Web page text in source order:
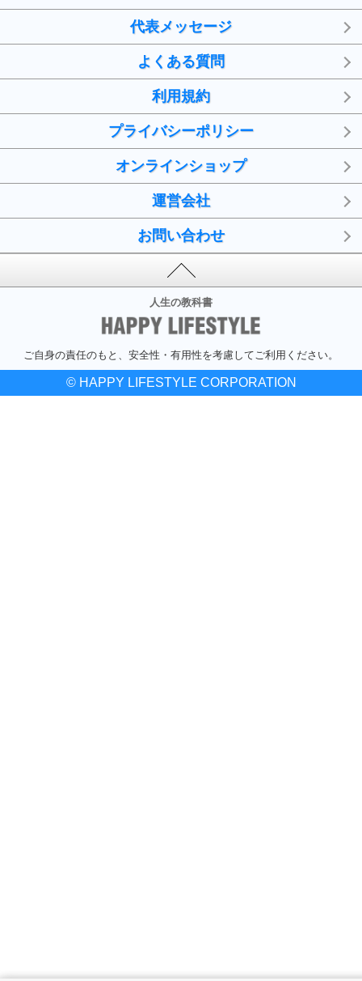
代表メッセージ
よくある質問
利用規約
プライバシーポリシー
オンラインショップ
運営会社
お問い合わせ
人生の教科書
ご自身の責任のもと、安全性・有用性を考慮してご利用ください。
© HAPPY LIFESTYLE CORPORATION